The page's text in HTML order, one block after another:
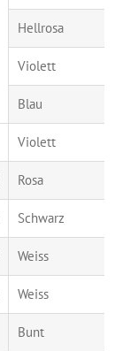
Hellrosa
Violett
Blau
Violett
Rosa
Schwarz
Weiss
Weiss
Bunt